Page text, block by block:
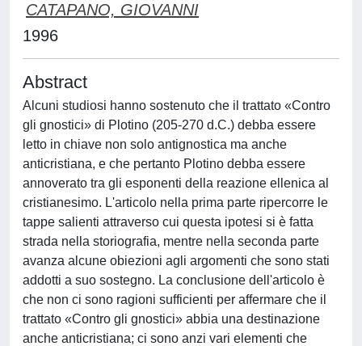
CATAPANO, GIOVANNI
1996
Abstract
Alcuni studiosi hanno sostenuto che il trattato «Contro
gli gnostici» di Plotino (205-270 d.C.) debba essere
letto in chiave non solo antignostica ma anche
anticristiana, e che pertanto Plotino debba essere
annoverato tra gli esponenti della reazione ellenica al
cristianesimo. L'articolo nella prima parte ripercorre le
tappe salienti attraverso cui questa ipotesi si è fatta
strada nella storiografia, mentre nella seconda parte
avanza alcune obiezioni agli argomenti che sono stati
addotti a suo sostegno. La conclusione dell'articolo è
che non ci sono ragioni sufficienti per affermare che il
trattato «Contro gli gnostici» abbia una destinazione
anche anticristiana; ci sono anzi vari elementi che